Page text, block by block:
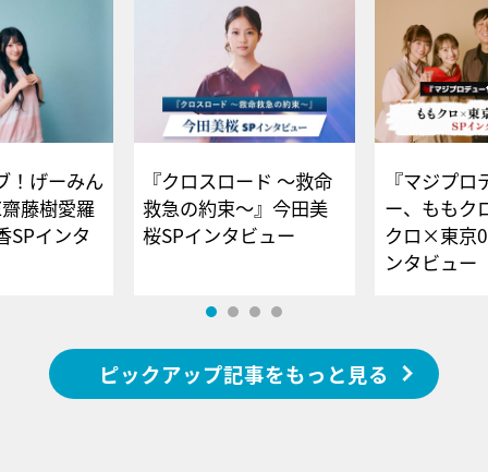
！げーみん
藤樹愛羅
SPインタ
『クロスロード ～救命
救急の約束～』今田美
桜SPインタビュー
『マジプロ
ー、ももク
クロ×東京
ンタビュー
ピックアップ記事をもっと見る